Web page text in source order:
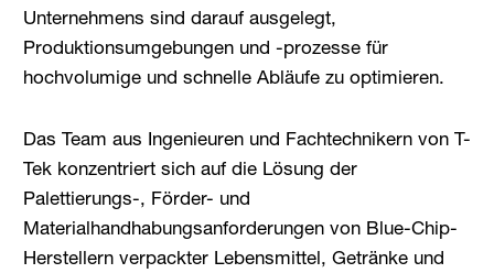
Unternehmens sind darauf ausgelegt,
Produktionsumgebungen und -prozesse für
hochvolumige und schnelle Abläufe zu optimieren.
Das Team aus Ingenieuren und Fachtechnikern von T-
Tek konzentriert sich auf die Lösung der
Palettierungs-, Förder- und
Materialhandhabungsanforderungen von Blue-Chip-
Herstellern verpackter Lebensmittel, Getränke und